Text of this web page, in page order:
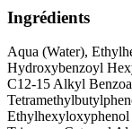
Ingrédients
Aqua (Water),
Hydroxybenzoyl
C12-15 Alkyl